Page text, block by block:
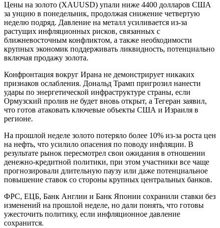
Цены на золото (XAUUSD) упали ниже 4400 долларов США
за унцию в понедельник, продолжая снижение четвертую
неделю подряд. Давление на металл усиливается из-за
растущих инфляционных рисков, связанных с
ближневосточным конфликтом, а также необходимости
крупных экономик поддерживать ликвидность, потенциально
включая продажу золота.
Конфронтация вокруг Ирана не демонстрирует никаких
признаков ослабления. Дональд Трамп пригрозил нанести
удары по энергетической инфраструктуре страны, если
Ормузский пролив не будет вновь открыт, а Тегеран заявил,
что готов атаковать ключевые объекты США и Израиля в
регионе.
На прошлой неделе золото потеряло более 10% из-за роста цен
на нефть, что усилило опасения по поводу инфляции. В
результате рынок пересмотрел свои ожидания в отношении
денежно-кредитной политики, при этом участники все чаще
прогнозировали длительную паузу или даже потенциальное
повышение ставок со стороны крупных центральных банков.
ФРС, ЕЦБ, Банк Англии и Банк Японии сохранили ставки без
изменений на прошлой неделе, но дали понять, что готовы
ужесточить политику, если инфляционное давление
сохранится.